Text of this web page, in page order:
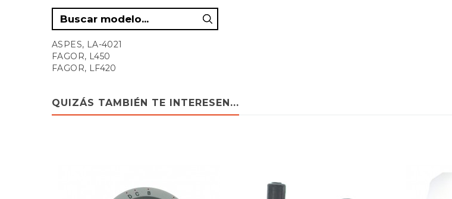
ASPES, LA-4021
FAGOR, L450
FAGOR, LF420
QUIZÁS TAMBIÉN TE INTERESEN...